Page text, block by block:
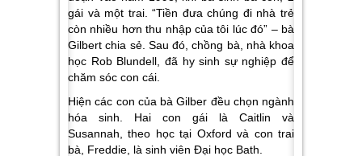
gái và một trai. “Tiền đưa chúng đi nhà trẻ
còn nhiều hơn thu nhập của tôi lúc đó” – bà
Gilbert chia sẻ. Sau đó, chồng bà, nhà khoa
học Rob Blundell, đã hy sinh sự nghiệp để
chăm sóc con cái.
Hiện các con của bà Gilber đều chọn ngành
hóa sinh. Hai con gái là Caitlin và
Susannah, theo học tại Oxford và con trai
bà, Freddie, là sinh viên Đại học Bath.